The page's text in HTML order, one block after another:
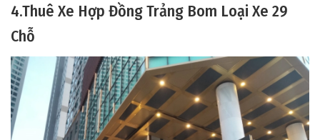
4.Thuê Xe Hợp Đồng Trảng Bom Loại Xe 29
Chỗ